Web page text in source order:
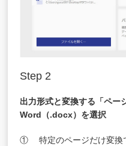
Step 2
出力形式と変換する「ペー
Word（.docx）を選択
① 特定のページだけ変換